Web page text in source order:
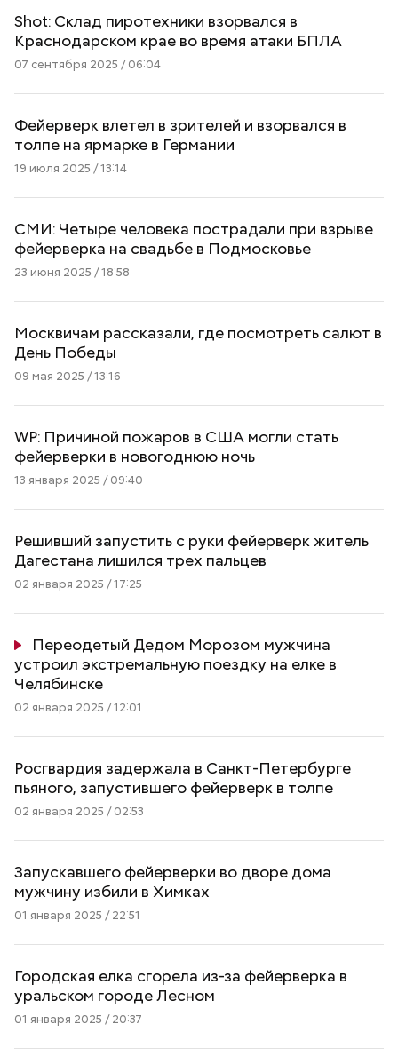
Shot: Склад пиротехники взорвался в
Краснодарском крае во время атаки БПЛА
07 сентября 2025 / 06:04
Фейерверк влетел в зрителей и взорвался в
толпе на ярмарке в Германии
19 июля 2025 / 13:14
СМИ: Четыре человека пострадали при взрыве
фейерверка на свадьбе в Подмосковье
23 июня 2025 / 18:58
Москвичам рассказали, где посмотреть салют в
День Победы
09 мая 2025 / 13:16
WP: Причиной пожаров в США могли стать
фейерверки в новогоднюю ночь
13 января 2025 / 09:40
Решивший запустить с руки фейерверк житель
Дагестана лишился трех пальцев
02 января 2025 / 17:25
Переодетый Дедом Морозом мужчина
устроил экстремальную поездку на елке в
Челябинске
02 января 2025 / 12:01
Росгвардия задержала в Санкт-Петербурге
пьяного, запустившего фейерверк в толпе
02 января 2025 / 02:53
Запускавшего фейерверки во дворе дома
мужчину избили в Химках
01 января 2025 / 22:51
Городская елка сгорела из-за фейерверка в
уральском городе Лесном
01 января 2025 / 20:37